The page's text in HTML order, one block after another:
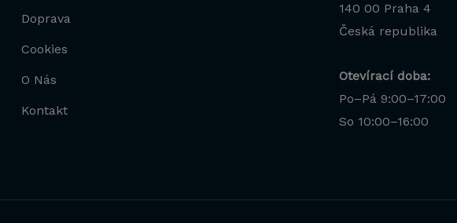
Doprava
Cookies
O Nás
Kontakt
140 00 Praha 4
Česká republika
Otevírací doba:
Po–Pá 9:00–17:00
So 10:00–16:00